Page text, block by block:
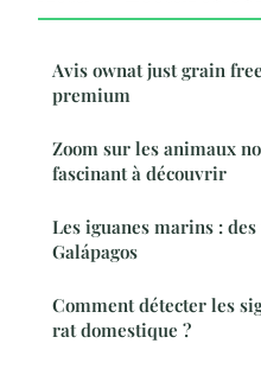
Avis ownat just grain
premium
Zoom sur les animaux
fascinant à découvrir
Les iguanes marins :
Galápagos
Comment détecter les
rat domestique ?